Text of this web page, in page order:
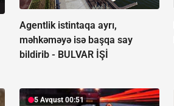
Agentlik istintaqa ayrı,
məhkəməyə isə başqa say
bildirib - BULVAR İŞİ
5 Avqust 00:51